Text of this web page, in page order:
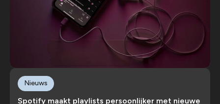
Spotify maakt playlists persoonlijker met nieuwe
Nieuws